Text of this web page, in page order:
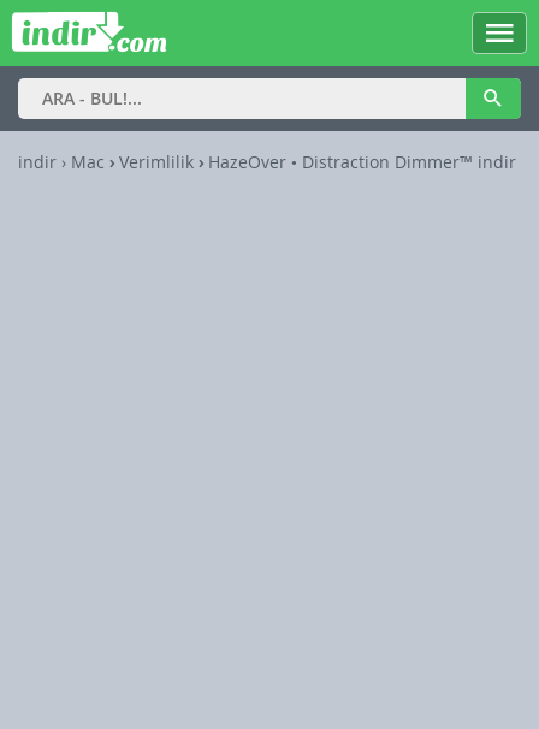
indir › Mac › Verimlilik › HazeOver • Distraction Dimmer™ indir